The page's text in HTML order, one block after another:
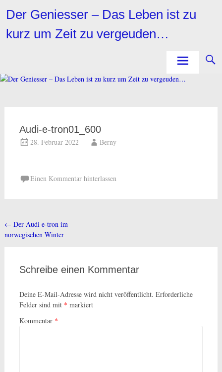
InhaltDer Geniesser – Das Leben ist zu
kurz um Zeit zu vergeuden…
Audi-e-tron01_600
28. Februar 2022 Berny
Einen Kommentar hinterlassen
Beitragsnavigation
← Der Audi e-tron im
norwegischen Winter
Schreibe einen Kommentar
Deine E-Mail-Adresse wird nicht veröffentlicht. Erforderliche
Felder sind mit * markiert
Kommentar *